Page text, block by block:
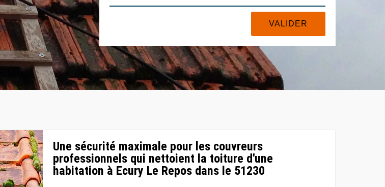
Une sécurité maximale pour les couvreurs
professionnels qui nettoient la toiture d'une
habitation à Ecury Le Repos dans le 51230